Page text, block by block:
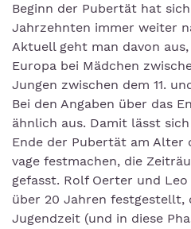
Beginn der Pubertät hat
Jahrzehnten immer weiter
Aktuell geht man davon
Europa bei Mädchen
Jungen zwischen dem 11.
Bei den Angaben über das
ähnlich aus. Damit lässt
Ende der Pubertät am Alter
vage festmachen, die
gefasst. Rolf Oerter und
über 20 Jahren festgestellt,
Jugendzeit (und in diese